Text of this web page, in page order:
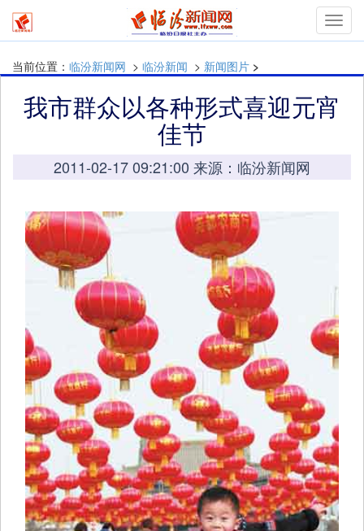
当前位置： 临汾新闻网 > 临汾新闻 > 新闻图片 >
我市群众以各种形式喜迎元宵
佳节
2011-02-17 09:21:00 来源：临汾新闻网